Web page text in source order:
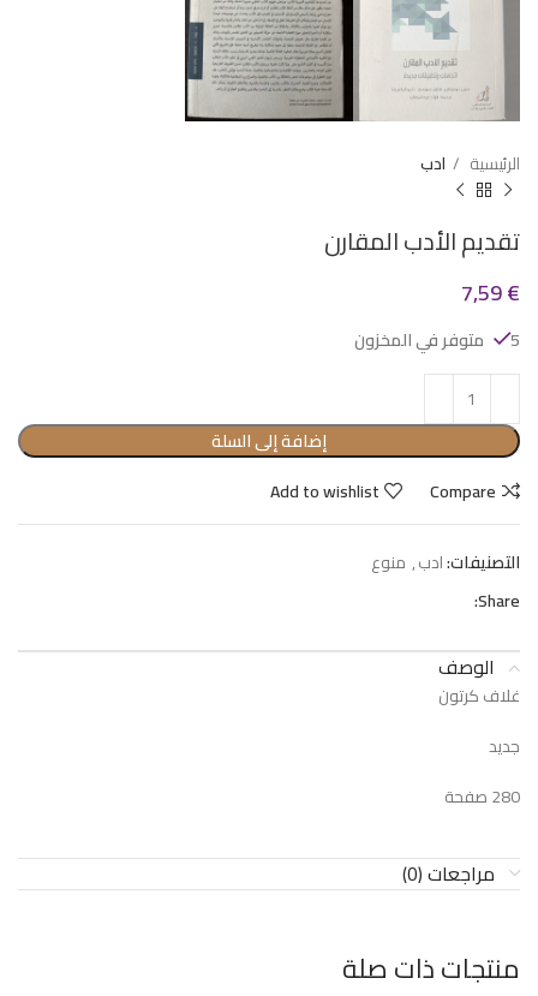
الرئيسية ادب
تقديم الأدب المقارن
7,59€
5 متوفر في المخزون
إضافة إلى السلة
Compare
Add to wishlist
التصنيفات:ادب, منوع
Share:
الوصف
غلاف كرتون
جديد
280 صفحة
مراجعات (0)
منتجات ذات صلة